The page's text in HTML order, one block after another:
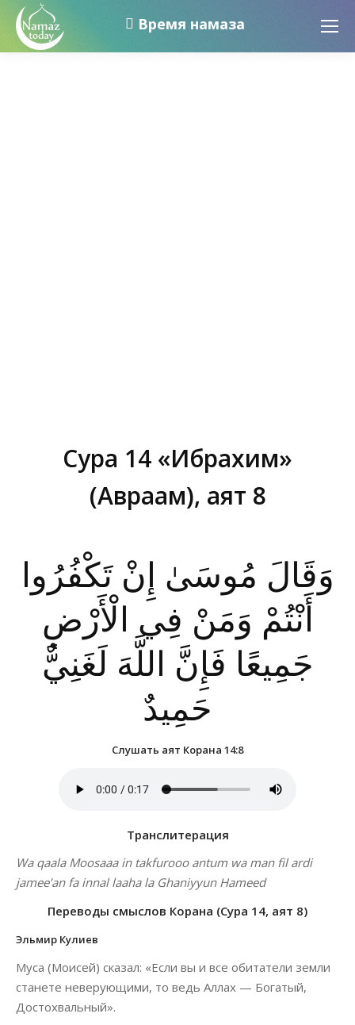
Время намаза
Сура 14 «Ибрахим»
(Авраам), аят 8
وَقَالَ مُوسَىٰ إِنْ تَكْفُرُوا
أَنْتُمْ وَمَنْ فِي الْأَرْضِ
جَمِيعًا فَإِنَّ اللَّهَ لَغَنِيٌّ
حَمِيدٌ
Слушать аят Корана 14:8
Транслитерация
Wa qaala Moosaaa in takfurooo antum wa man fil ardi
jamee’an fa innal laaha la Ghaniyyun Hameed
Переводы смыслов Корана (Сура 14, аят 8)
Эльмир Кулиев
Муса (Моисей) сказал: «Если вы и все обитатели земли
станете неверующими, то ведь Аллах — Богатый,
Достохвальный».